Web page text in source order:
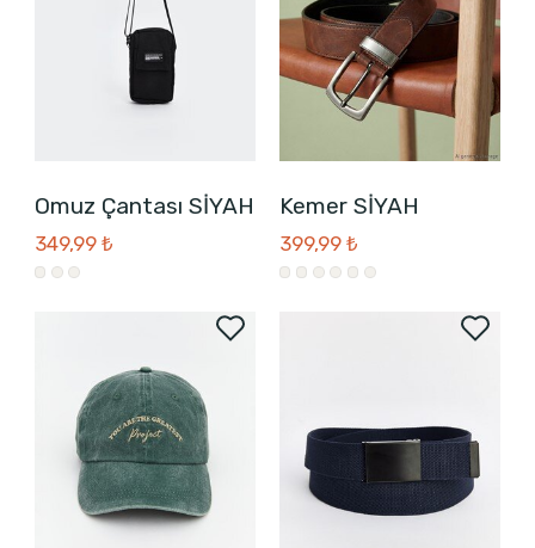
Omuz Çantası SİYAH
349,99 ₺
Kemer SİYAH
399,99 ₺